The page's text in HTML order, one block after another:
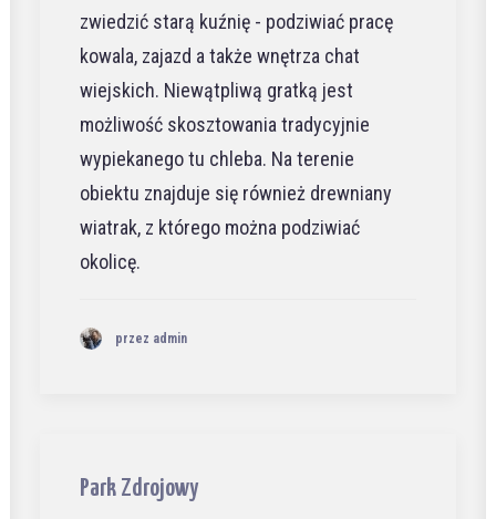
zwiedzić starą kuźnię - podziwiać pracę
kowala, zajazd a także wnętrza chat
wiejskich. Niewątpliwą gratką jest
możliwość skosztowania tradycyjnie
wypiekanego tu chleba. Na terenie
obiektu znajduje się również drewniany
wiatrak, z którego można podziwiać
okolicę.
przez admin
Park Zdrojowy